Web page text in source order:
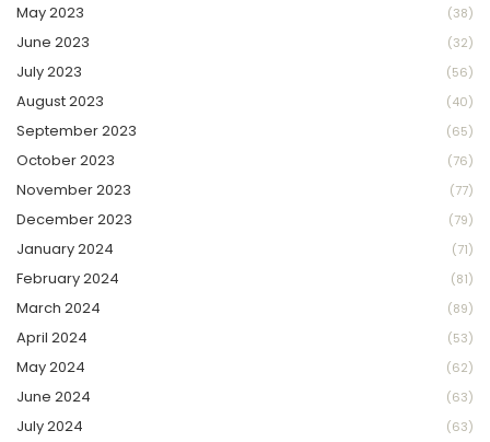
May 2023 (38)
June 2023 (32)
July 2023 (56)
August 2023 (40)
September 2023 (65)
October 2023 (76)
November 2023 (77)
December 2023 (79)
January 2024 (71)
February 2024 (81)
March 2024 (89)
April 2024 (53)
May 2024 (62)
June 2024 (63)
July 2024 (63)